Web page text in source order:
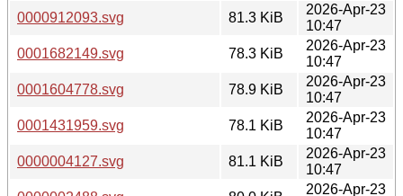
0000912093.svg
81.3 KiB
2026-Apr-23
10:47
0001682149.svg
78.3 KiB
2026-Apr-23
10:47
0001604778.svg
78.9 KiB
2026-Apr-23
10:47
0001431959.svg
78.1 KiB
2026-Apr-23
10:47
0000004127.svg
81.1 KiB
2026-Apr-23
10:47
2026-Apr-23